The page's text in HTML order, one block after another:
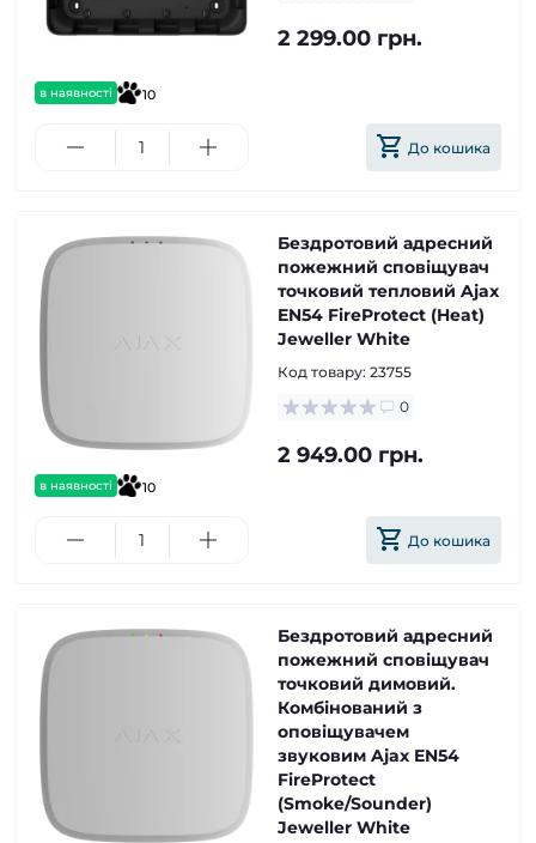
в наявності 10
2 299.00 грн.
До кошика
в наявності 10
Бездротовий адресний
пожежний сповіщувач
точковий тепловий Ajax
EN54 FireProtect (Heat)
Jeweller White
Код товару: 23755
0
2 949.00 грн.
До кошика
Бездротовий адресний
пожежний сповіщувач
точковий димовий.
Комбінований з
оповіщувачем
звуковим Ajax EN54
FireProtect
(Smoke/Sounder)
Jeweller White